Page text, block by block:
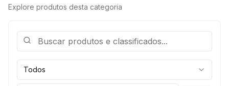
Explore produtos desta categoria
Todos